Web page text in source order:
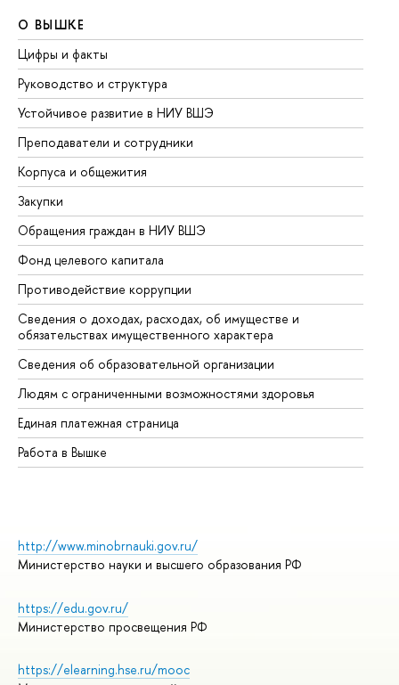
О ВЫШКЕ
Цифры и факты
Руководство и структура
Устойчивое развитие в НИУ ВШЭ
Преподаватели и сотрудники
Корпуса и общежития
Закупки
Обращения граждан в НИУ ВШЭ
Фонд целевого капитала
Противодействие коррупции
Сведения о доходах, расходах, об имуществе и
обязательствах имущественного характера
Сведения об образовательной организации
Людям с ограниченными возможностями здоровья
Единая платежная страница
Работа в Вышке
http://www.minobrnauki.gov.ru/
Министерство науки и высшего образования РФ
https://edu.gov.ru/
Министерство просвещения РФ
https://elearning.hse.ru/mooc